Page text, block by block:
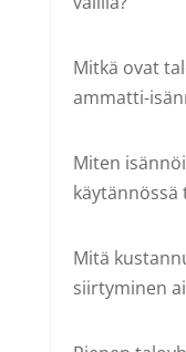
Mitkä ovat
ammatti-
Miten
käytännössä
Mitä
siirtyminen